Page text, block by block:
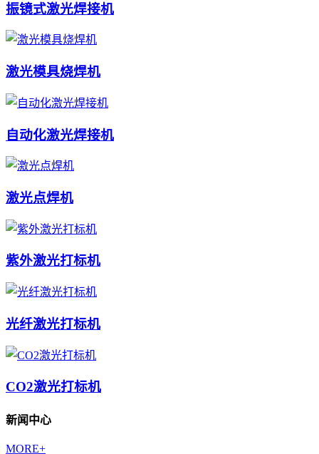
振镜式激光焊接机
激光模具烧焊机
自动化激光焊接机
激光点焊机
紫外激光打标机
光纤激光打标机
CO2激光打标机
新闻中心
MORE+